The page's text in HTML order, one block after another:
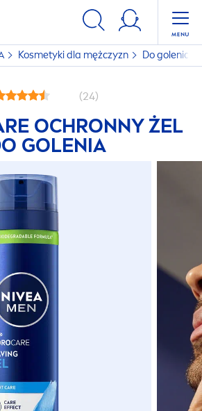
Kosmetyki dla mężczyzn Do golenia
(24)
OCHRONNY ŻEL
GOLENIA